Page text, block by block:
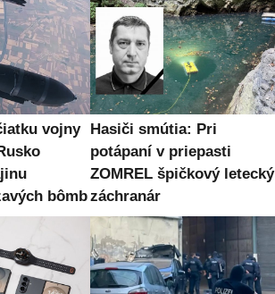
vojny
bômb
Hasiči smútia: Pri
potápaní v priepasti
ZOMREL špičkový letecký
záchranár